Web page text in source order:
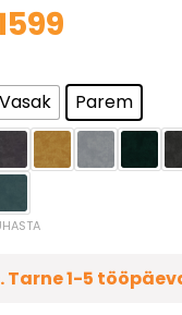
Vasak
Parem
Tarne 1-5